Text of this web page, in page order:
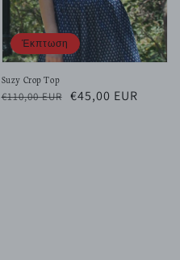
Suzy Crop Top
Κανονική
€110,00 EUR
Τιμή
€45,00 EUR
Έκπτωση